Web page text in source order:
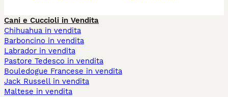
Cani e Cuccioli in Vendita
Chihuahua in vendita
Barboncino in vendita
Labrador in vendita
Pastore Tedesco in vendita
Bouledogue Francese in vendita
Jack Russell in vendita
Maltese in vendita